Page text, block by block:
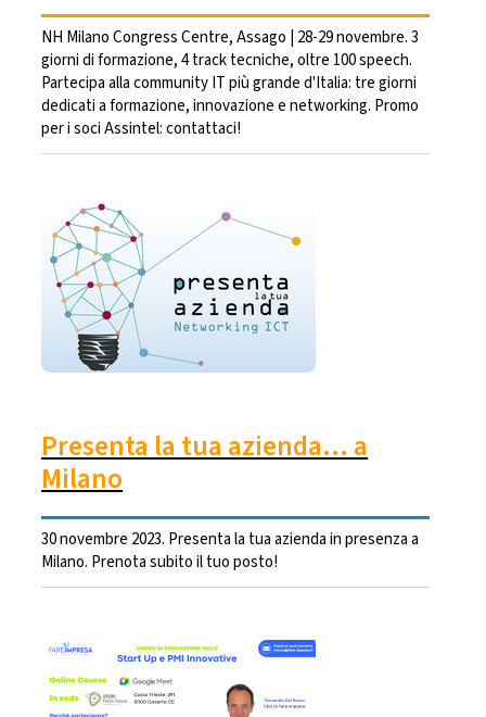
NH Milano Congress Centre, Assago | 28-29 novembre. 3
giorni di formazione, 4 track tecniche, oltre 100 speech.
Partecipa alla community IT più grande d'Italia: tre giorni
dedicati a formazione, innovazione e networking. Promo
per i soci Assintel: contattaci!
Presenta la tua azienda... a
Milano
30 novembre 2023. Presenta la tua azienda in presenza a
Milano. Prenota subito il tuo posto!